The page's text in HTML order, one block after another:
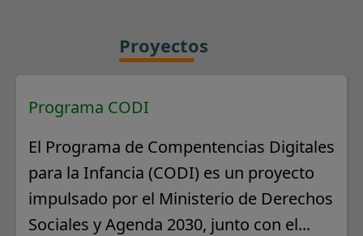
Proyectos
Programa CODI
El Programa de Compentencias Digitales
para la Infancia (CODI) es un proyecto
impulsado por el Ministerio de Derechos
Sociales y Agenda 2030, junto con el...